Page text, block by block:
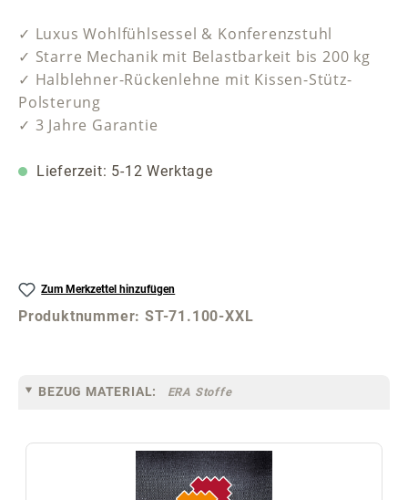
✓ Luxus Wohlfühlsessel & Konferenzstuhl
✓ Starre Mechanik mit Belastbarkeit bis 200 kg
✓ Halblehner-Rückenlehne mit Kissen-Stütz-
Polsterung
✓ 3 Jahre Garantie
Lieferzeit: 5-12 Werktage
Zum Merkzettel hinzufügen
Produktnummer:ST-71.100-XXL
BEZUG MATERIAL: ERA Stoffe